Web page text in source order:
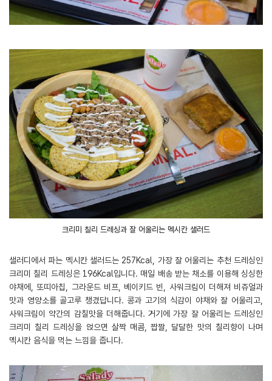
크리미 칠리 드레싱과 잘 어울리는 멕시칸 샐러드
샐러디에서 파는 멕시칸 샐러드는 257Kcal, 가장 잘 어울리는 추천 드레싱인
크리미 칠리 드레싱은 196Kcal입니다. 매일 배송 받는 채소를 이용해 싱싱한
야채에, 또띠아칩, 그라운드 비프, 베이키드 빈, 사워크림이 더해져 비쥬얼과
맛과 영양소를 골고루 챙겼답니다. 콩과 고기의 식감이 야채와 잘 어울리고,
사워크림이 약간의 감칠맛을 더해줍니다. 거기에 가장 잘 어울리는 드레싱인
크리미 칠리 드레싱을 얹으면 살짝 매콤, 짭짤, 달달한 맛의 칠리향이 나며
멕시칸 음식을 먹는 느낌을 줍니다.